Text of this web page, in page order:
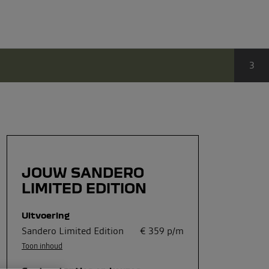
3
JOUW SANDERO
LIMITED EDITION
Uitvoering
Sandero Limited Edition € 359 p/m
Toon inhoud